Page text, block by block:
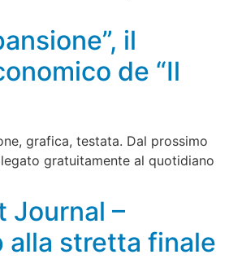
il
de “Il
grafica, testata. Dal prossimo
gratuitamente al quotidiano
Journal –
alla stretta finale